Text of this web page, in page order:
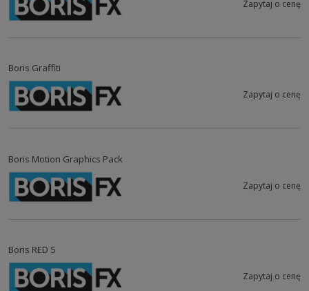
Zapytaj o cenę
Boris Graffiti
Zapytaj o cenę
Boris Motion Graphics Pack
Zapytaj o cenę
Boris RED 5
Zapytaj o cenę